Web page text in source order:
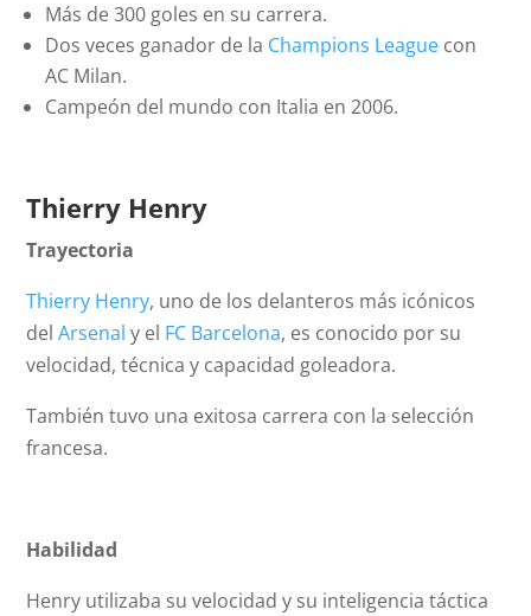
Más de 300 goles en su carrera.
Dos veces ganador de la Champions League con
AC Milan.
Campeón del mundo con Italia en 2006.
Thierry Henry
Trayectoria
Thierry Henry, uno de los delanteros más icónicos
delArsenal y el FC Barcelona, es conocido por su
velocidad, técnica y capacidad goleadora.
También tuvo una exitosa carrera con la selección
francesa.
Habilidad
Henry utilizaba su velocidad y su inteligencia táctica